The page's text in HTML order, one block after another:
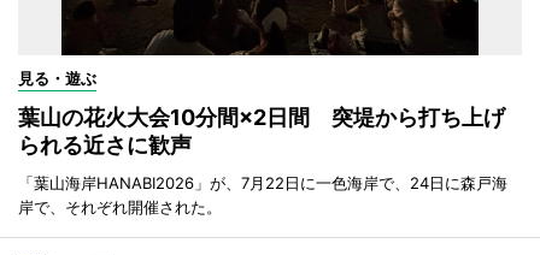
見る・遊ぶ
葉山の花火大会10分間×2日間 突堤から打ち上げ
られる近さに歓声
「葉山海岸HANABI2026」が、7月22日に一色海岸で、24日に森戸海
岸で、それぞれ開催された。